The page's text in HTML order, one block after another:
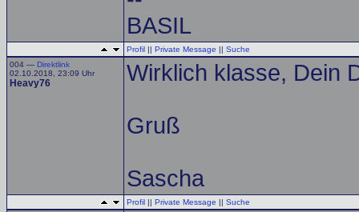
BASIL
Profil || Private Message || Suche
004 — Direktlink
02.10.2018, 23:09 Uhr
Heavy76 Wirklich klasse, Dein
Gruß
Sascha
Profil || Private Message || Suche